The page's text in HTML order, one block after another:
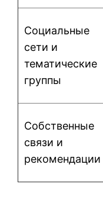
Социальные
сети и
тематические
группы
Собственные
связи и
рекомендации